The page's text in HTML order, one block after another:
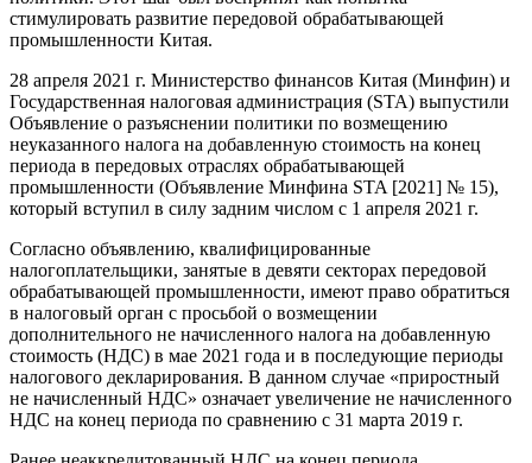
стимулировать развитие передовой обрабатывающей
промышленности Китая.
28 апреля 2021 г. Министерство финансов Китая (Минфин) и
Государственная налоговая администрация (STA) выпустили
Объявление о разъяснении политики по возмещению
неуказанного налога на добавленную стоимость на конец
периода в передовых отраслях обрабатывающей
промышленности (Объявление Минфина STA [2021] № 15),
который вступил в силу задним числом с 1 апреля 2021 г.
Согласно объявлению, квалифицированные
налогоплательщики, занятые в девяти секторах передовой
обрабатывающей промышленности, имеют право обратиться
в налоговый орган с просьбой о возмещении
дополнительного не начисленного налога на добавленную
стоимость (НДС) в мае 2021 года и в последующие периоды
налогового декларирования. В данном случае «приростный
не начисленный НДС» означает увеличение не начисленного
НДС на конец периода по сравнению с 31 марта 2019 г.